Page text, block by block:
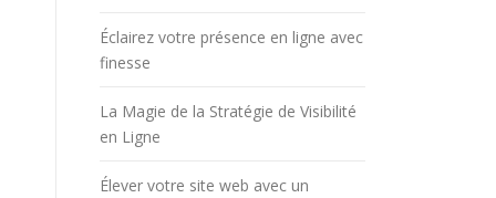
Éclairez votre présence en ligne avec
finesse
La Magie de la Stratégie de Visibilité
en Ligne
Élever votre site web avec un